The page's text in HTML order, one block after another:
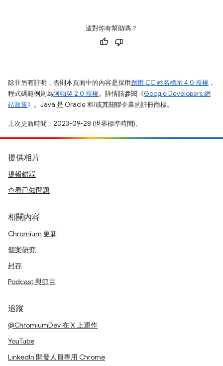
這對你有幫助嗎？
除非另有註明，否則本頁面中的內容是採用創用 CC 姓名標示 4.0 授權 ，
程式碼範例則為阿帕契 2.0 授權。詳情請參閱《Google Developers 網
站政策》。Java 是 Oracle 和/或其關聯企業的註冊商標。
上次更新時間：2023-09-28 (世界標準時間)。
提供相片
提報錯誤
查看已知問題
相關內容
Chromium 更新
個案研究
封存
Podcast 與節目
追蹤
@ChromiumDev 在 X 上運作
YouTube
LinkedIn 開發人員專用 Chrome